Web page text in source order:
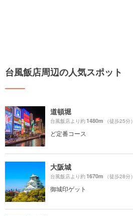
台風飯店周辺の人気スポット
道頓堀
台風飯店より約1480m （徒歩25分）
ど定番コース
大阪城
台風飯店より約1670m （徒歩28分）
御城印ゲット